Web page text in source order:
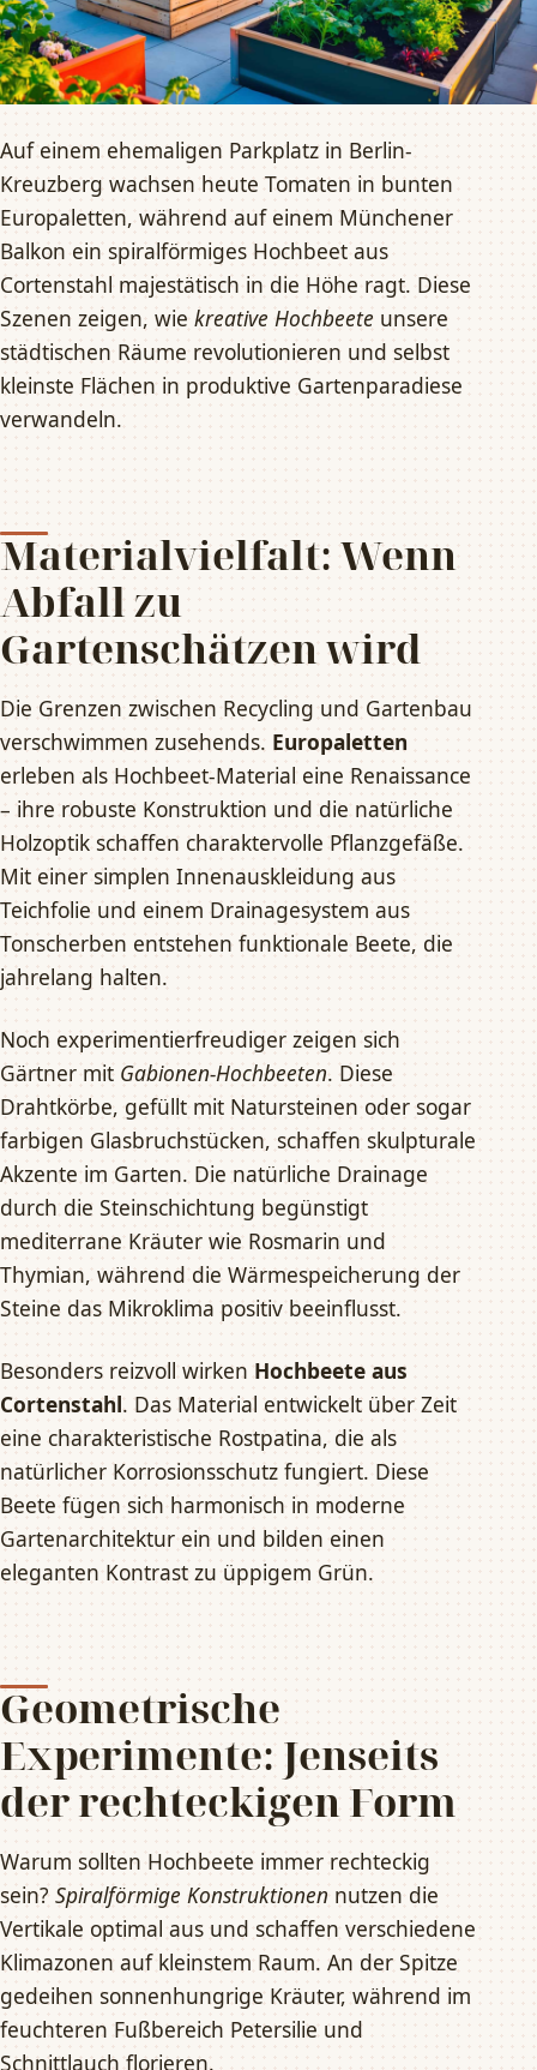
Auf einem ehemaligen Parkplatz in Berlin-
Kreuzberg wachsen heute Tomaten in bunten
Europaletten, während auf einem Münchener
Balkon ein spiralförmiges Hochbeet aus
Cortenstahl majestätisch in die Höhe ragt. Diese
Szenen zeigen, wie kreative Hochbeete unsere
städtischen Räume revolutionieren und selbst
kleinste Flächen in produktive Gartenparadiese
verwandeln.
Materialvielfalt: Wenn
Abfall zu
Gartenschätzen wird
Die Grenzen zwischen Recycling und Gartenbau
verschwimmen zusehends. Europaletten
erleben als Hochbeet-Material eine Renaissance
– ihre robuste Konstruktion und die natürliche
Holzoptik schaffen charaktervolle Pflanzgefäße.
Mit einer simplen Innenauskleidung aus
Teichfolie und einem Drainagesystem aus
Tonscherben entstehen funktionale Beete, die
jahrelang halten.
Noch experimentierfreudiger zeigen sich
Gärtner mit Gabionen-Hochbeeten. Diese
Drahtkörbe, gefüllt mit Natursteinen oder sogar
farbigen Glasbruchstücken, schaffen skulpturale
Akzente im Garten. Die natürliche Drainage
durch die Steinschichtung begünstigt
mediterrane Kräuter wie Rosmarin und
Thymian, während die Wärmespeicherung der
Steine das Mikroklima positiv beeinflusst.
Besonders reizvoll wirken Hochbeete aus
Cortenstahl. Das Material entwickelt über Zeit
eine charakteristische Rostpatina, die als
natürlicher Korrosionsschutz fungiert. Diese
Beete fügen sich harmonisch in moderne
Gartenarchitektur ein und bilden einen
eleganten Kontrast zu üppigem Grün.
Geometrische
Experimente: Jenseits
der rechteckigen Form
Warum sollten Hochbeete immer rechteckig
sein? Spiralförmige Konstruktionen nutzen die
Vertikale optimal aus und schaffen verschiedene
Klimazonen auf kleinstem Raum. An der Spitze
gedeihen sonnenhungrige Kräuter, während im
feuchteren Fußbereich Petersilie und
Schnittlauch florieren.